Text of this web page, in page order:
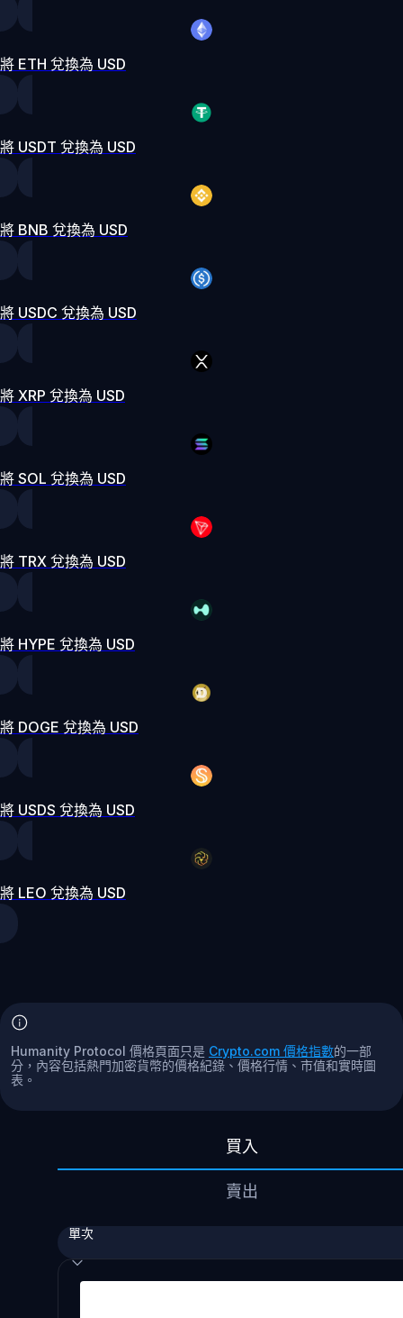
將 ETH 兌換為 USD
將 USDT 兌換為 USD
將 BNB 兌換為 USD
將 USDC 兌換為 USD
將 XRP 兌換為 USD
將 SOL 兌換為 USD
將 TRX 兌換為 USD
將 HYPE 兌換為 USD
將 DOGE 兌換為 USD
將 USDS 兌換為 USD
將 LEO 兌換為 USD
Humanity Protocol 價格頁面只是 Crypto.com 價格指數的一部
分，內容包括熱門加密貨幣的價格紀錄、價格行情、市值和實時圖
表。
買入
賣出
單次